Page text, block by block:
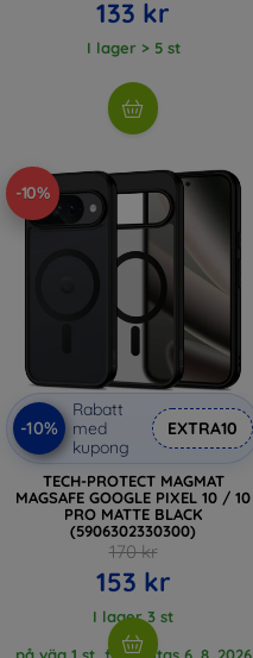
133 kr
I lager > 5 st
-10%
-10%
Rabatt
med
kupong
EXTRA10
TECH-PROTECT MAGMAT
MAGSAFE GOOGLE PIXEL 10 / 10
PRO MATTE BLACK
(5906302330300)
170 kr
153 kr
I lager 3 st
på väg 1 st, förväntas 6. 8. 2026